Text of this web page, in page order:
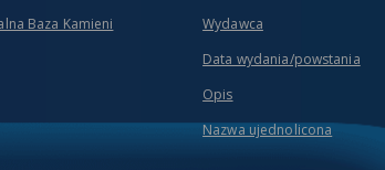
Baza Kamieni
Wydawca
Data wydania/powstania
Opis
Nazwa ujednolicona